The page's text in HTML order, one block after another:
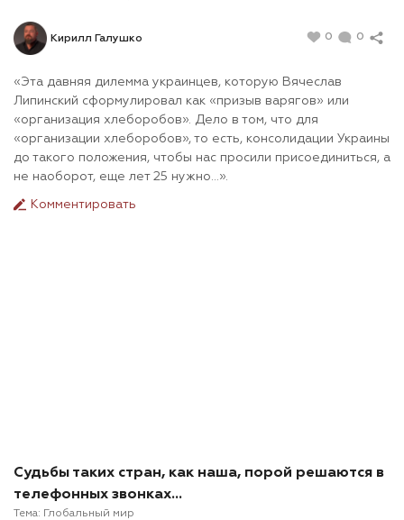
Кирилл Галушко 0 0
«Эта давняя дилемма украинцев, которую Вячеслав
Липинский сформулировал как «призыв варягов» или
«организация хлеборобов». Дело в том, что для
«организации хлеборобов», то есть, консолидации Украины
до такого положения, чтобы нас просили присоединиться, а
не наоборот, еще лет 25 нужно…».
Комментировать
Судьбы таких стран, как наша, порой решаются в
телефонных звонках…
Тема: Глобальный мир